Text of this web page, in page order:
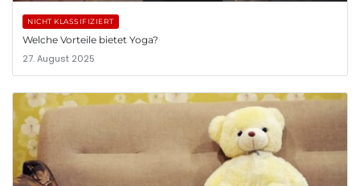
NICHT KLASSIFIZIERT
Welche Vorteile bietet Yoga?
27. August 2025